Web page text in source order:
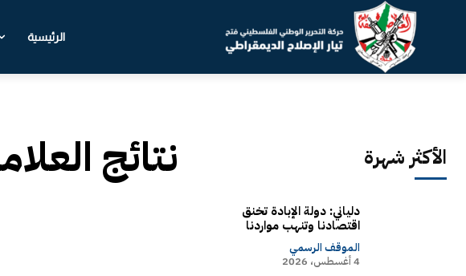
الرئيسية
نتائج الأكثر شهرة
دلياني: دولة الإبادة تخنق
اقتصادنا وتنهب مواردنا
الموقف الرسمي
4 أغسطس، 2026